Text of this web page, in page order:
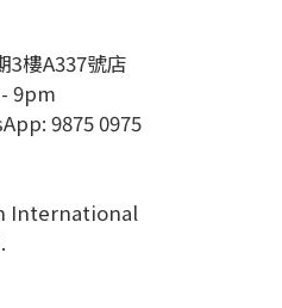
3樓A337號店
9pm
9875 0975
International